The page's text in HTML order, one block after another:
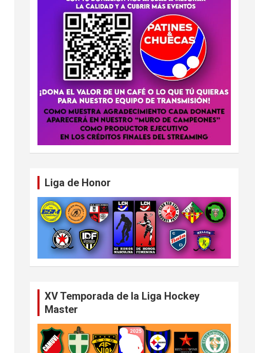
Liga de Honor
XV Temporada de la Liga Hockey
Master